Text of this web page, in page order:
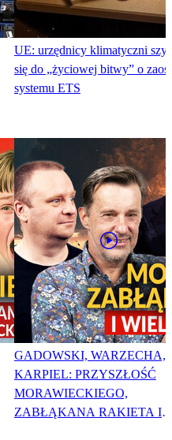
UE: urzędnicy klimatyczni
się do „życiowej bitwy” o
systemu ETS
GADOWSKI, WARZECHA,
KARPIEL: PRZYSZŁOŚĆ
MORAWIECKIEGO,
ZABŁĄKANA RAKIETA I